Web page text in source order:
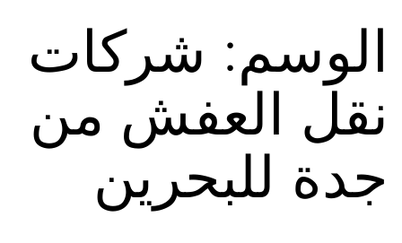
الوسم: شركات
نقل العفش من
جدة للبحرين